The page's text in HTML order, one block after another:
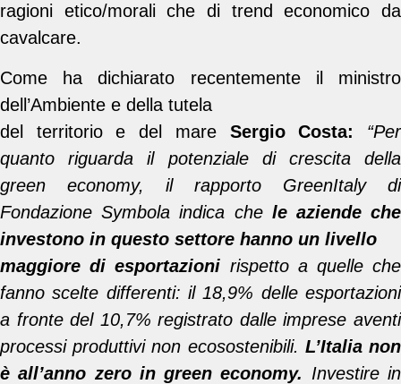
ragioni etico/morali che di trend economico da
cavalcare.
Come ha dichiarato recentemente il ministro
dell’Ambiente e della tutela
del territorio e del mare Sergio Costa:
“Per
quanto riguarda il potenziale di crescita della
green economy, il rapporto GreenItaly di
Fondazione Symbola indica che le aziende che
investono in questo settore hanno un livello
maggiore di esportazioni rispetto a quelle che
fanno scelte differenti: il 18,9% delle esportazioni
a fronte del 10,7% registrato dalle imprese aventi
processi produttivi non ecosostenibili. L’Italia non
è all’anno zero in green economy. Investire in